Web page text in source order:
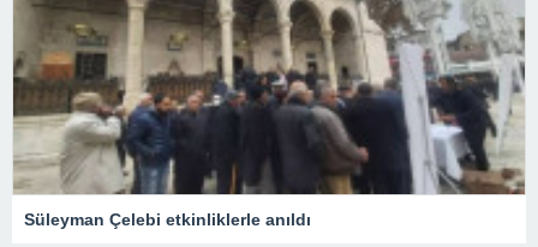
Süleyman Çelebi etkinliklerle anıldı